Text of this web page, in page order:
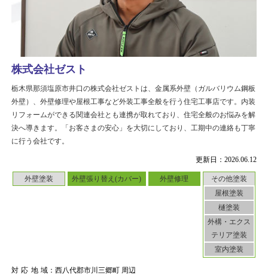
更新日：2026.06.12
外壁塗装 外壁張り替え(カバー) 外壁修理
その他塗装
屋根塗装
樋塗装
外構・エクス
テリア塗装
室内塗装
対応地域：西八代郡市川三郷町 周辺
株式会社ゼスト
栃木県那須塩原市井口の株式会社ゼストは、金属系外壁（ガルバリウム鋼板
外壁）、外壁修理や屋根工事など外装工事全般を行う住宅工事店です。内装
リフォームができる関連会社とも連携が取れており、住宅全般のお悩みを解
決へ導きます。「お客さまの安心」を大切にしており、工期中の連絡も丁寧
に行う会社です。